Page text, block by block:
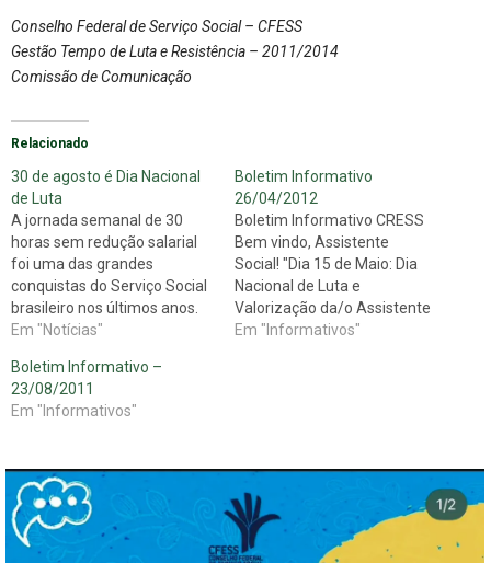
Conselho Federal de Serviço Social – CFESS
Gestão Tempo de Luta e Resistência – 2011/2014
Comissão de Comunicação
Relacionado
30 de agosto é Dia Nacional
de Luta
A jornada semanal de 30
horas sem redução salarial
foi uma das grandes
conquistas do Serviço Social
brasileiro nos últimos anos.
Garantida pela lei 12.317, de
semanais foram
implementadas em diversos
órgãos públicos e privados
Em "Notícias"
Boletim Informativo
26/04/2012
Boletim Informativo CRESS
Bem vindo, Assistente
Social! "Dia 15 de Maio: Dia
Nacional de Luta e
Valorização da/o Assistente
Social" Novidades mais
todos/as”.…
Em "Informativos"
Boletim Informativo –
23/08/2011
Em "Informativos"